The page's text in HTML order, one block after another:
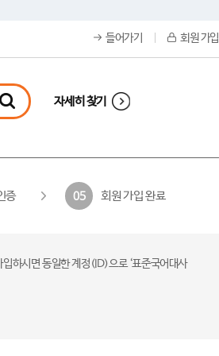
들어가기 회원 가입
자세히 찾기
증 05 회원 가입 완료
하시면 동일한 계정(ID)으로 ‘표준국어대사